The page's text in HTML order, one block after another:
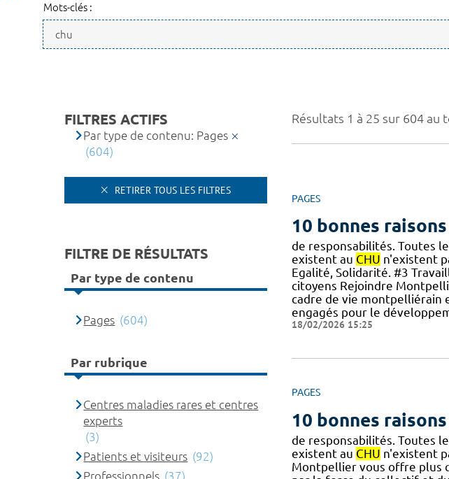
Mots-clés :
Résultats 1 à 25 sur 604 au
PAGES
10 bonnes
de responsabilités. Toutes
existent au CHU n'existent
Egalité, Solidarité. #3
citoyens Rejoindre
cadre de vie montpelliérain
engagés pour le
18/02/2026 15:25
PAGES
10 bonnes
de responsabilités. Toutes
existent au CHU n'existent
Montpellier vous offre plus
FILTRES ACTIFS
Par type de contenu: Pages
(604)
RETIRER TOUS LES FILTRES
FILTRE DE RÉSULTATS
Par type de contenu
Pages (604)
Par rubrique
Centres maladies rares et centres
experts
(3)
Patients et visiteurs (92)
Professionnels (37)